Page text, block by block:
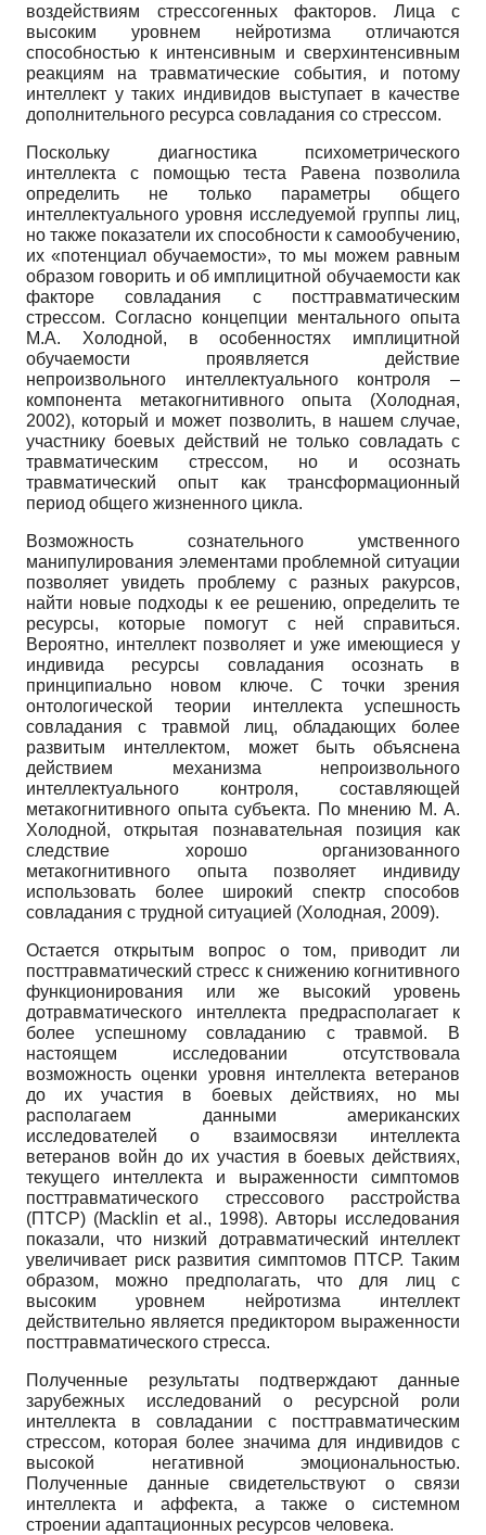
воздействиям стрессогенных факторов. Лица с
высоким уровнем нейротизма отличаются
способностью к интенсивным и сверхинтенсивным
реакциям на травматические события, и потому
интеллект у таких индивидов выступает в качестве
дополнительного ресурса совладания со стрессом.
Поскольку диагностика психометрического
интеллекта с помощью теста Равена позволила
определить не только параметры общего
интеллектуального уровня исследуемой группы лиц,
но также показатели их способности к самообучению,
их «потенциал обучаемости», то мы можем равным
образом говорить и об имплицитной обучаемости как
факторе совладания с посттравматическим
стрессом. Согласно концепции ментального опыта
М.А. Холодной, в особенностях имплицитной
обучаемости проявляется действие
непроизвольного интеллектуального контроля –
компонента метакогнитивного опыта (Холодная,
2002), который и может позволить, в нашем случае,
участнику боевых действий не только совладать с
травматическим стрессом, но и осознать
травматический опыт как трансформационный
период общего жизненного цикла.
Возможность сознательного умственного
манипулирования элементами проблемной ситуации
позволяет увидеть проблему с разных ракурсов,
найти новые подходы к ее решению, определить те
ресурсы, которые помогут с ней справиться.
Вероятно, интеллект позволяет и уже имеющиеся у
индивида ресурсы совладания осознать в
принципиально новом ключе. С точки зрения
онтологической теории интеллекта успешность
совладания с травмой лиц, обладающих более
развитым интеллектом, может быть объяснена
действием механизма непроизвольного
интеллектуального контроля, составляющей
метакогнитивного опыта субъекта. По мнению М. А.
Холодной, открытая познавательная позиция как
следствие хорошо организованного
метакогнитивного опыта позволяет индивиду
использовать более широкий спектр способов
совладания с трудной ситуацией (Холодная, 2009).
Остается открытым вопрос о том, приводит ли
посттравматический стресс к снижению когнитивного
функционирования или же высокий уровень
дотравматического интеллекта предрасполагает к
более успешному совладанию с травмой. В
настоящем исследовании отсутствовала
возможность оценки уровня интеллекта ветеранов
до их участия в боевых действиях, но мы
располагаем данными американских
исследователей о взаимосвязи интеллекта
ветеранов войн до их участия в боевых действиях,
текущего интеллекта и выраженности симптомов
посттравматического стрессового расстройства
(ПТСР) (Macklin et al., 1998). Авторы исследования
показали, что низкий дотравматический интеллект
увеличивает риск развития симптомов ПТСР. Таким
образом, можно предполагать, что для лиц с
высоким уровнем нейротизма интеллект
действительно является предиктором выраженности
посттравматического стресса.
Полученные результаты подтверждают данные
зарубежных исследований о ресурсной роли
интеллекта в совладании с посттравматическим
стрессом, которая более значима для индивидов с
высокой негативной эмоциональностью.
Полученные данные свидетельствуют о связи
интеллекта и аффекта, а также о системном
строении адаптационных ресурсов человека.